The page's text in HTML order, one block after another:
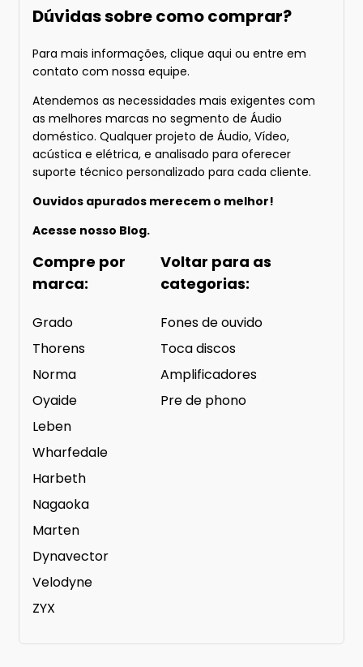
Dúvidas sobre como comprar?
Para mais informações, clique aqui ou entre em
contato com nossa equipe.
Atendemos as necessidades mais exigentes com
as melhores marcas no segmento de Áudio
doméstico. Qualquer projeto de Áudio, Vídeo,
acústica e elétrica, e analisado para oferecer
suporte técnico personalizado para cada cliente.
Ouvidos apurados merecem o melhor!
Acesse nosso Blog.
Compre por
marca:
Grado
Thorens
Norma
Oyaide
Leben
Wharfedale
Harbeth
Nagaoka
Marten
Dynavector
Velodyne
ZYX
Voltar para as
categorias:
Fones de ouvido
Toca discos
Amplificadores
Pre de phono